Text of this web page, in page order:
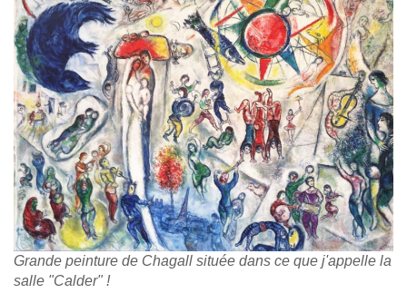
Grande peinture de Chagall située dans ce que j'appelle la
salle "Calder" !